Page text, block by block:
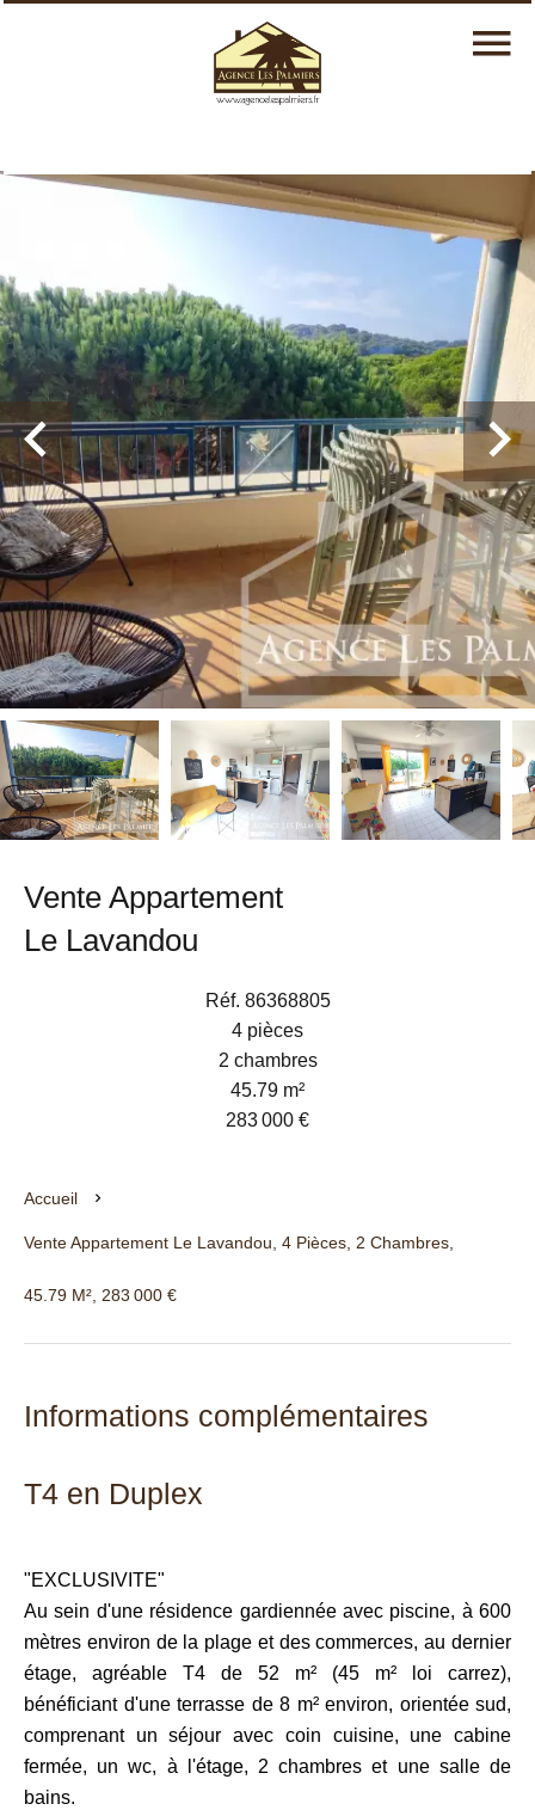
Vente Appartement
Le Lavandou
Réf. 86368805
4 pièces
2 chambres
45.79 m²
283 000 €
Accueil
Vente Appartement Le Lavandou, 4 Pièces, 2 Chambres,
45.79 M², 283 000 €
Informations complémentaires
T4 en Duplex
"EXCLUSIVITE"
Au sein d'une résidence gardiennée avec piscine, à 600
mètres environ de la plage et des commerces, au dernier
étage, agréable T4 de 52 m² (45 m² loi carrez),
bénéficiant d'une terrasse de 8 m² environ, orientée sud,
comprenant un séjour avec coin cuisine, une cabine
fermée, un wc, à l'étage, 2 chambres et une salle de
bains.